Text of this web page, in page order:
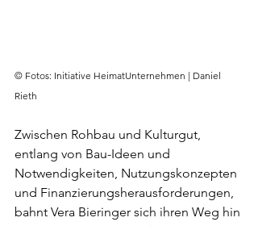
© Fotos: Initiative HeimatUnternehmen | Daniel
Rieth
Zwischen Rohbau und Kulturgut,
entlang von Bau-Ideen und
Notwendigkeiten, Nutzungskonzepten
und Finanzierungsherausforderungen,
bahnt Vera Bieringer sich ihren Weg hin